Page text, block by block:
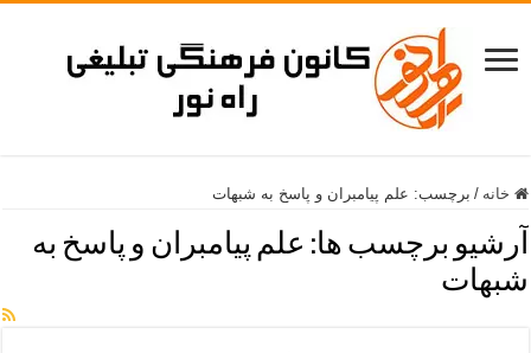
خانه / برچسب: علم پیامبران و پاسخ به شبهات
آرشیو برچسب ها: علم پیامبران و پاسخ به
شبهات